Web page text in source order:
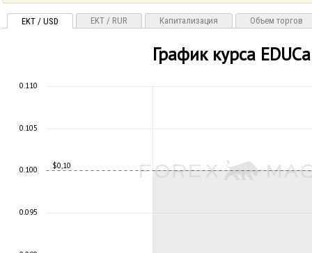
EKT / USD EKT / RUR Капитализация Объем торгов
График курса
$0,10
0.095
0.100
0.105
0.110